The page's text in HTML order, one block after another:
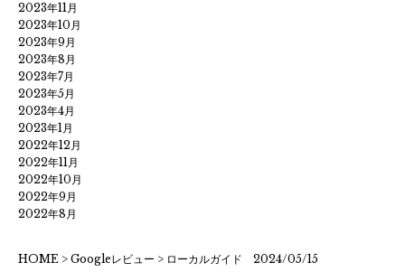
2023年11月
2023年10月
2023年9月
2023年8月
2023年7月
2023年5月
2023年4月
2023年1月
2022年12月
2022年11月
2022年10月
2022年9月
2022年8月
HOME > Googleレビュー > ローカルガイド 2024/05/15